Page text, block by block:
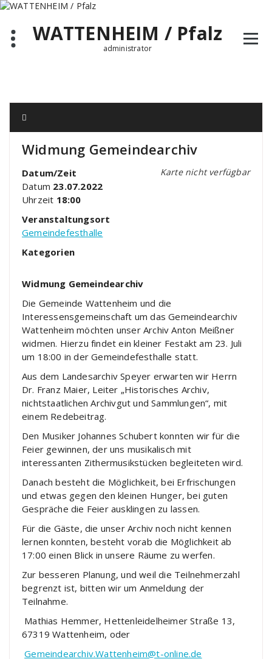
Zum
springenWATTENHEIM / Pfalz
administrator
Widmung Gemeindearchiv
Karte nicht verfügbar
Datum/Zeit
Datum 23.07.2022
Uhrzeit 18:00
Veranstaltungsort
Gemeindefesthalle
Kategorien
Widmung Gemeindearchiv
Die Gemeinde Wattenheim und die
Interessensgemeinschaft um das Gemeindearchiv
Wattenheim möchten unser Archiv Anton Meißner
widmen. Hierzu findet ein kleiner Festakt am 23. Juli
um 18:00 in der Gemeindefesthalle statt.
Aus dem Landesarchiv Speyer erwarten wir Herrn
Dr. Franz Maier, Leiter „Historisches Archiv,
nichtstaatlichen Archivgut und Sammlungen“, mit
einem Redebeitrag.
Den Musiker Johannes Schubert konnten wir für die
Feier gewinnen, der uns musikalisch mit
interessanten Zithermusikstücken begleiteten wird.
Danach besteht die Möglichkeit, bei Erfrischungen
und etwas gegen den kleinen Hunger, bei guten
Gespräche die Feier ausklingen zu lassen.
Für die Gäste, die unser Archiv noch nicht kennen
lernen konnten, besteht vorab die Möglichkeit ab
17:00 einen Blick in unsere Räume zu werfen.
Zur besseren Planung, und weil die Teilnehmerzahl
begrenzt ist, bitten wir um Anmeldung der
Teilnahme.
Mathias Hemmer, Hettenleidelheimer Straße 13,
67319 Wattenheim, oder
Gemeindearchiv.Wattenheim@t-online.de